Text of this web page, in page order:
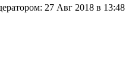
27 Авг 2018 в 13:48